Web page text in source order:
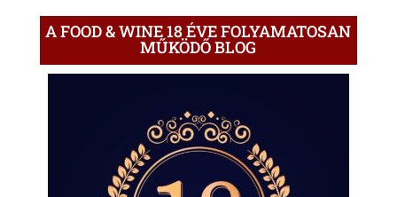
A FOOD & WINE 18 ÉVE FOLYAMATOSAN
MŰKÖDŐ BLOG